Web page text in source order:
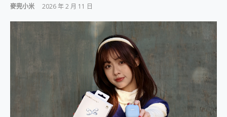
AI 支付 一錶搞定大小事 Xiaomi Watch 5 開箱 評測
超驚艷 讓人一眼就愛上 LENOVO 聯想 Yoga Book 9 14吋 AI輕薄筆電 開箱 評測
美到讓人超想擁有 moto pad 60 系列 與 Moto | Swarovski razr 60 冰藍限定版本 開箱 評測
好用的 EaseUS Partition Master 讓您輕鬆的移除與格式化有防寫保護的隨身碟或SD卡
一鍵修復模糊影片、舊照的 AI 好幫手! VideoProc Converter AI 新版全解析 × 年末優惠，一篇全看懂
小朋友才做選擇 投影機 RGB藍牙音響 氛圍情境燈 我通通都要！ Starfish 2 幻彩膠囊投影機｜結合「 智慧投影 & 煥彩流動 」的沈浸式生活新體驗
外型超吸晴~ 給您絕佳操控體驗 GravaStar Mercury K1 系列 異星機械鍵盤與 Mercury X 系列 輕量無線電競滑鼠 開箱 評測
開箱~變身「蜘蛛人」椅子軍師！MSI MPG 491CQP QD-OLED 超寬曲面電競螢幕，多工辦公、爽度滿滿的終極桌面體驗
iPhone 17 系列 有認證的防護來囉！ imos 首家導入 UL MCV 行銷宣告驗證的手機配件品牌
麥兜小米 2026 年 2 月 11 日